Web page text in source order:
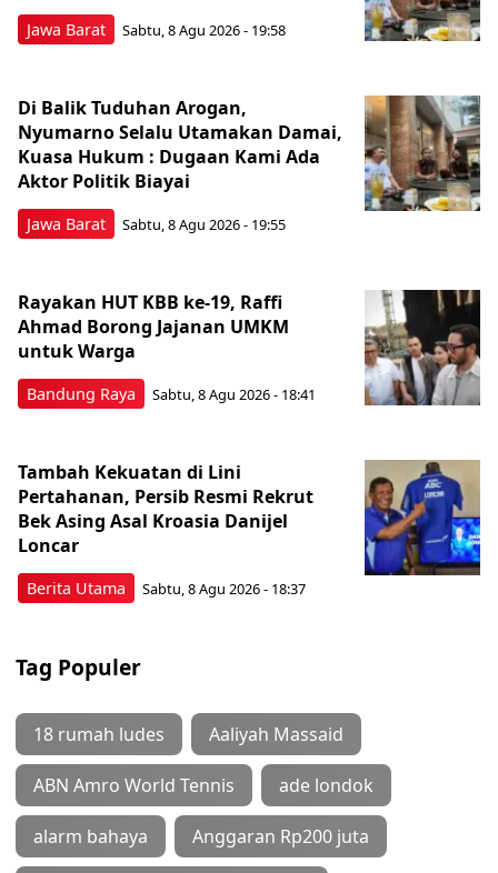
Jawa Barat Sabtu, 8 Agu 2026 - 19:58
Jawa Barat
Di Balik Tuduhan Arogan,
Nyumarno Selalu Utamakan Damai,
Kuasa Hukum : Dugaan Kami Ada
Aktor Politik Biayai
Sabtu, 8 Agu 2026 - 19:55
Bandung Raya
Rayakan HUT KBB ke-19, Raffi
Ahmad Borong Jajanan UMKM
untuk Warga
Sabtu, 8 Agu 2026 - 18:41
Berita Utama
Tambah Kekuatan di Lini
Pertahanan, Persib Resmi Rekrut
Bek Asing Asal Kroasia Danijel
Loncar
Sabtu, 8 Agu 2026 - 18:37
Tag Populer
18 rumah ludes Aaliyah Massaid
ABN Amro World Tennis ade londok
alarm bahaya Anggaran Rp200 juta